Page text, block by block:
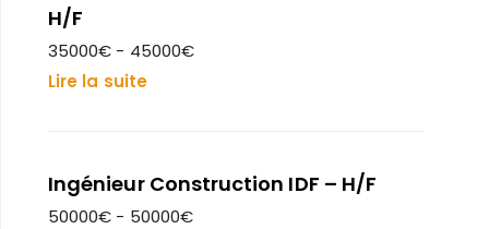
H/F
35000€ - 45000€
Lire la suite
Ingénieur Construction IDF – H/F
50000€ - 50000€